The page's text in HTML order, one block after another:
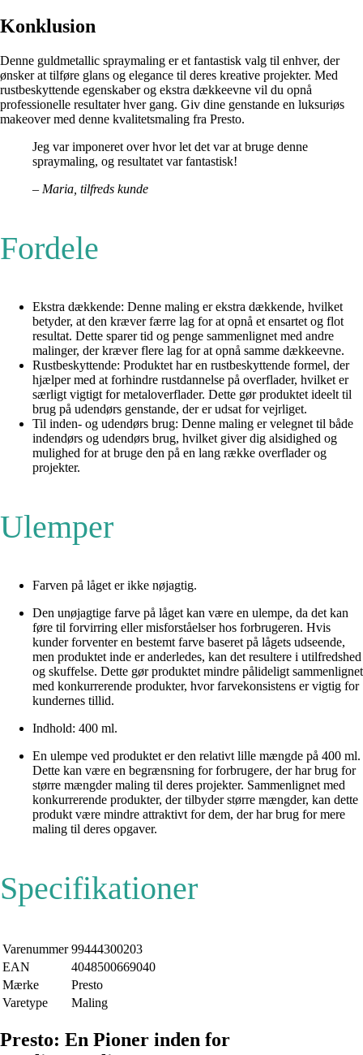
Konklusion
Denne guldmetallic spraymaling er et fantastisk valg til enhver, der
ønsker at tilføre glans og elegance til deres kreative projekter. Med
rustbeskyttende egenskaber og ekstra dækkeevne vil du opnå
professionelle resultater hver gang. Giv dine genstande en luksuriøs
makeover med denne kvalitetsmaling fra Presto.
Jeg var imponeret over hvor let det var at bruge denne
spraymaling, og resultatet var fantastisk!
– Maria, tilfreds kunde
Fordele
Ekstra dækkende: Denne maling er ekstra dækkende, hvilket
betyder, at den kræver færre lag for at opnå et ensartet og flot
resultat. Dette sparer tid og penge sammenlignet med andre
malinger, der kræver flere lag for at opnå samme dækkeevne.
Rustbeskyttende: Produktet har en rustbeskyttende formel, der
hjælper med at forhindre rustdannelse på overflader, hvilket er
særligt vigtigt for metaloverflader. Dette gør produktet ideelt til
brug på udendørs genstande, der er udsat for vejrliget.
Til inden- og udendørs brug: Denne maling er velegnet til både
indendørs og udendørs brug, hvilket giver dig alsidighed og
mulighed for at bruge den på en lang række overflader og
projekter.
Ulemper
Farven på låget er ikke nøjagtig.
Den unøjagtige farve på låget kan være en ulempe, da det kan
føre til forvirring eller misforståelser hos forbrugeren. Hvis
kunder forventer en bestemt farve baseret på lågets udseende,
men produktet inde er anderledes, kan det resultere i utilfredshed
og skuffelse. Dette gør produktet mindre pålideligt sammenlignet
med konkurrerende produkter, hvor farvekonsistens er vigtig for
kundernes tillid.
Indhold: 400 ml.
En ulempe ved produktet er den relativt lille mængde på 400 ml.
Dette kan være en begrænsning for forbrugere, der har brug for
større mængder maling til deres projekter. Sammenlignet med
konkurrerende produkter, der tilbyder større mængder, kan dette
produkt være mindre attraktivt for dem, der har brug for mere
maling til deres opgaver.
Specifikationer
Varenummer 99444300203
EAN
4048500669040
Mærke
Presto
Varetype
Maling
Presto: En Pioner inden for